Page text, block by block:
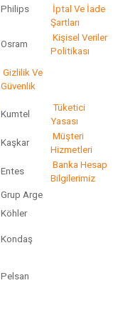
Philips
İptal Ve İade
Şartları
Osram
Kişisel Veriler
Politikası
Gizlilik Ve
Güvenlik
Kumtel
Tüketici
Yasası
Kaşkar
Müşteri
Hizmetleri
Entes
Banka Hesap
Bilgilerimiz
Grup Arge
Köhler
Kondaş
Pelsan